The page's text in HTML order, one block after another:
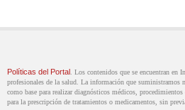
Políticas del Portal . Los contenidos que se encuentran en
profesionales de la salud. La información que suministramos
como base para realizar diagnósticos médicos,
para la prescripción de tratamientos o medicamentos, sin